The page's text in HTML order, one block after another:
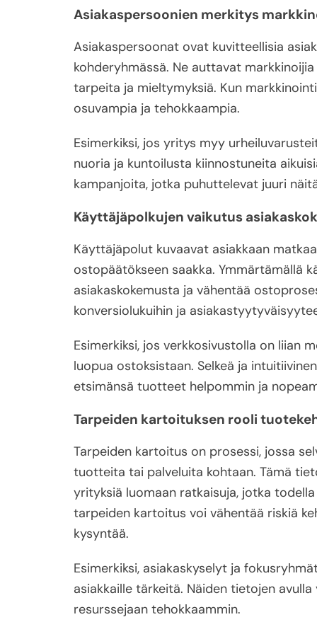
Asiakaspersoonien merkitys
Asiakaspersoonat ovat kuvitteellisia
kohderyhmässä. Ne auttavat
tarpeita ja mieltymyksiä. Kun
osuvampia ja tehokkaampia.
Esimerkiksi, jos yritys myy
nuoria ja kuntoilusta kiinnostuneita
kampanjoita, jotka puhuttelevat juuri
Käyttäjäpolkujen vaikutus
Käyttäjäpolut kuvaavat asiakkaan
ostopäätökseen saakka. Ymmärtämällä
asiakaskokemusta ja vähentää
konversiolukuihin ja
Esimerkiksi, jos verkkosivustolla on liian
luopua ostoksistaan. Selkeä ja
etsimänsä tuotteet helpommin ja
Tarpeiden kartoituksen rooli
Tarpeiden kartoitus on prosessi, jossa
tuotteita tai palveluita kohtaan. Tämä
yrityksiä luomaan ratkaisuja, jotka
tarpeiden kartoitus voi vähentää riskiä
kysyntää.
Esimerkiksi, asiakaskyselyt ja
asiakkaille tärkeitä. Näiden tietojen
resurssejaan tehokkaammin.